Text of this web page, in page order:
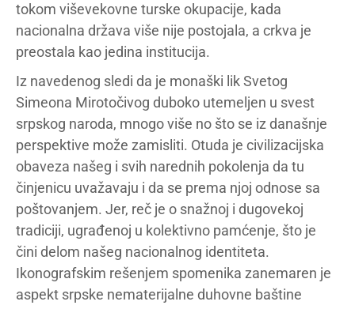
tokom viševekovne turske okupacije, kada
nacionalna država više nije postojala, a crkva je
preostala kao jedina institucija.
Iz navedenog sledi da je monaški lik Svetog
Simeona Mirotočivog duboko utemeljen u svest
srpskog naroda, mnogo više no što se iz današnje
perspektive može zamisliti. Otuda je civilizacijska
obaveza našeg i svih narednih pokolenja da tu
činjenicu uvažavaju i da se prema njoj odnose sa
poštovanjem. Jer, reč je o snažnoj i dugovekoj
tradiciji, ugrađenoj u kolektivno pamćenje, što je
čini delom našeg nacionalnog identiteta.
Ikonografskim rešenjem spomenika zanemaren je
aspekt srpske nematerijalne duhovne baštine